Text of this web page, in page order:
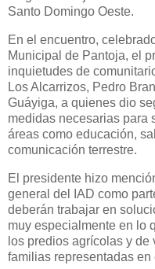
Santo Domingo Oeste.
En el encuentro,
Municipal de Pantoja, el
inquietudes de
Los Alcarrizos, Pedro
Guáyiga, a quienes dio
medidas necesarias para
áreas como educación,
comunicación terrestre.
El presidente hizo
general del IAD como
deberán trabajar en
muy especialmente en lo
los predios agrícolas y
familias representadas en